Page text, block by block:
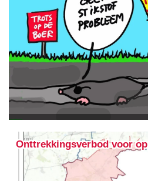
Onttrekkingsverbod voor